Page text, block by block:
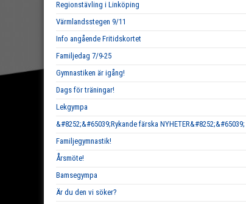
Regionstävling i Linköping
Värmlandsstegen 9/11
Info angående Fritidskortet
Familjedag 7/9-25
Gymnastiken är igång!
Dags för träningar!
Lekgympa
&#8252;&#65039;Rykande färska NYHETER&#8252;&#65039;
Familjegymnastik!
Årsmöte!
Bamsegympa
Är du den vi söker?